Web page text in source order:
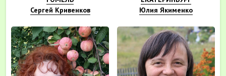
Сергей Кривенков
Юлия Якименко